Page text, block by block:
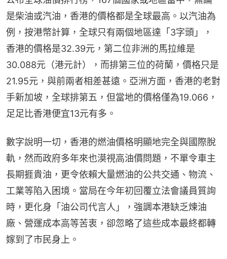
是柴油或汽油，香港的價格都是全球最高。以汽油為
例，按港幣計算，全球只有兩個地區達「3字頭」，
香港的價格是32.39元，第二位非洲的馬拉維是
30.088元（港元計），而排第三位的荷蘭，價格只是
21.95元，與前兩者相差甚遠。亞洲方面，香港的老對
手新加坡，全球排第五，但當地的價格僅為19.066，
足足比香港便宜13元有多。
數字說明一切，香港的燃油價格明顯地完全與國際脫
軌，然而政府多年來也漠視高油價問題，不單令車主
長期捱貴油，更令依賴大量燃油的公共交通、物流、
工業等陷入困境。當局在今年初回覆立法會議員質詢
時，更化身「油公司代言人」，強調本港缺乏煉油
廠、營運成本高等苦衷，卻忽略了這些成本最終都轉
嫁到了市民身上。